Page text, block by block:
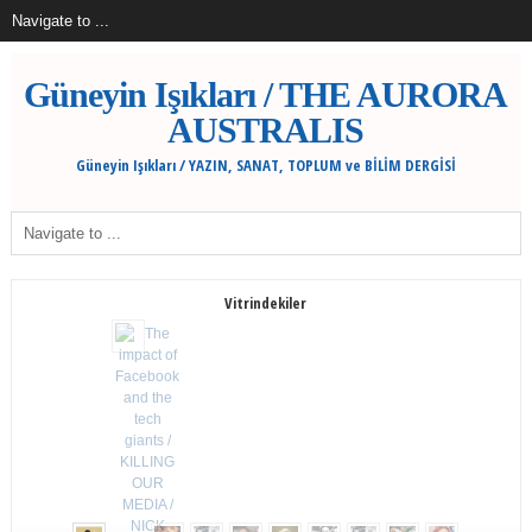
Güneyin Işıkları / THE AURORA
AUSTRALIS
Güneyin Işıkları / YAZIN, SANAT, TOPLUM ve BİLİM DERGİSİ
Vitrindekiler